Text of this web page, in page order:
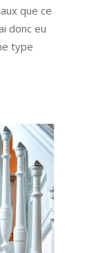
que ce
donc eu
type